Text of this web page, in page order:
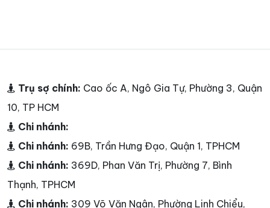
Trụ sợ chính: Cao ốc A, Ngô Gia Tự, Phường 3, Quận
10, TP HCM
Chi nhánh:
Chi nhánh: 69B, Trần Hưng Đạo, Quận 1, TPHCM
Chi nhánh: 369D, Phan Văn Trị, Phường 7, Bình
Thạnh, TPHCM
Chi nhánh: 309 Võ Văn Ngân, Phường Linh Chiểu,